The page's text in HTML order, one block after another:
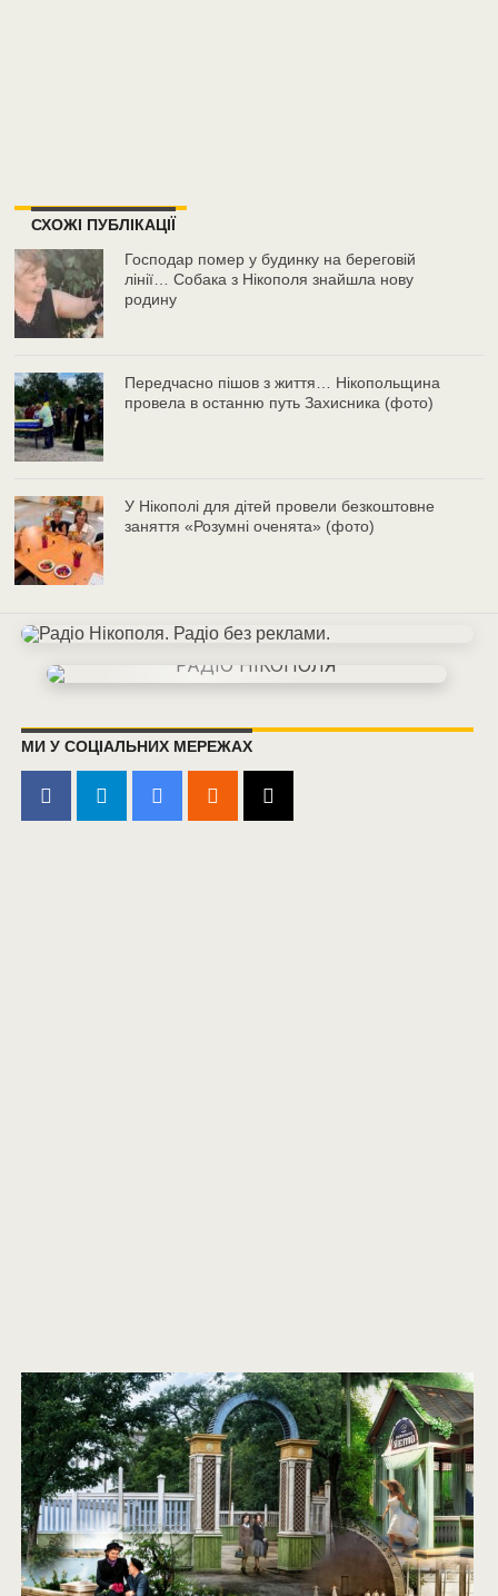
СХОЖІ ПУБЛІКАЦІЇ
Господар помер у будинку на береговій
лінії… Собака з Нікополя знайшла нову
родину
Передчасно пішов з життя… Нікопольщина
провела в останню путь Захисника (фото)
У Нікополі для дітей провели безкоштовне
заняття «Розумні оченята» (фото)
МИ У СОЦІАЛЬНИХ МЕРЕЖАХ